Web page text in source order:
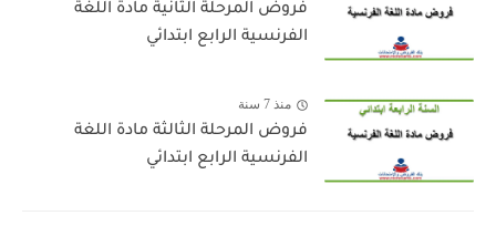
فروض المرحلة الثانية مادة اللغة
الفرنسية الرابع ابتدائي
منذ 7 سنة
فروض المرحلة الثالثة مادة اللغة
الفرنسية الرابع ابتدائي